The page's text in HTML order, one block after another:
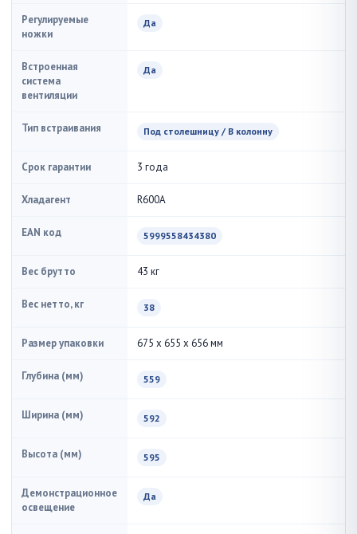
Регулируемые
ножки
Да
Встроенная
система
вентиляции
Да
Тип встраивания Под столешницу / В колонну
Срок гарантии 3 года
Хладагент R600A
EAN код 5999558434380
Вес брутто 43 кг
Вес нетто, кг 38
Размер упаковки 675 x 655 x 656 мм
Глубина (мм) 559
Ширина (мм) 592
Высота (мм) 595
Демонстрационное
освещение
Да